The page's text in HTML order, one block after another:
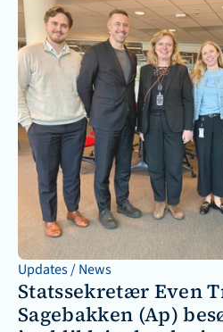
Updates / News
Statssekretær Even
Sagebakken (Ap)